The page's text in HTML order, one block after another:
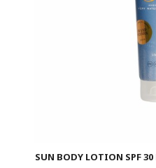
SUN BODY LOTION SPF 30